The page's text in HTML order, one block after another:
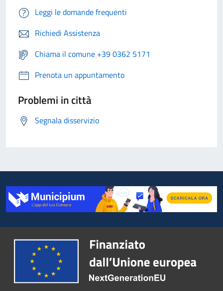
Leggi le domande frequenti
Richiedi Assistenza
Chiama il comune +39 0362 5171
Prenota un appuntamento
Problemi in città
Segnala disservizio